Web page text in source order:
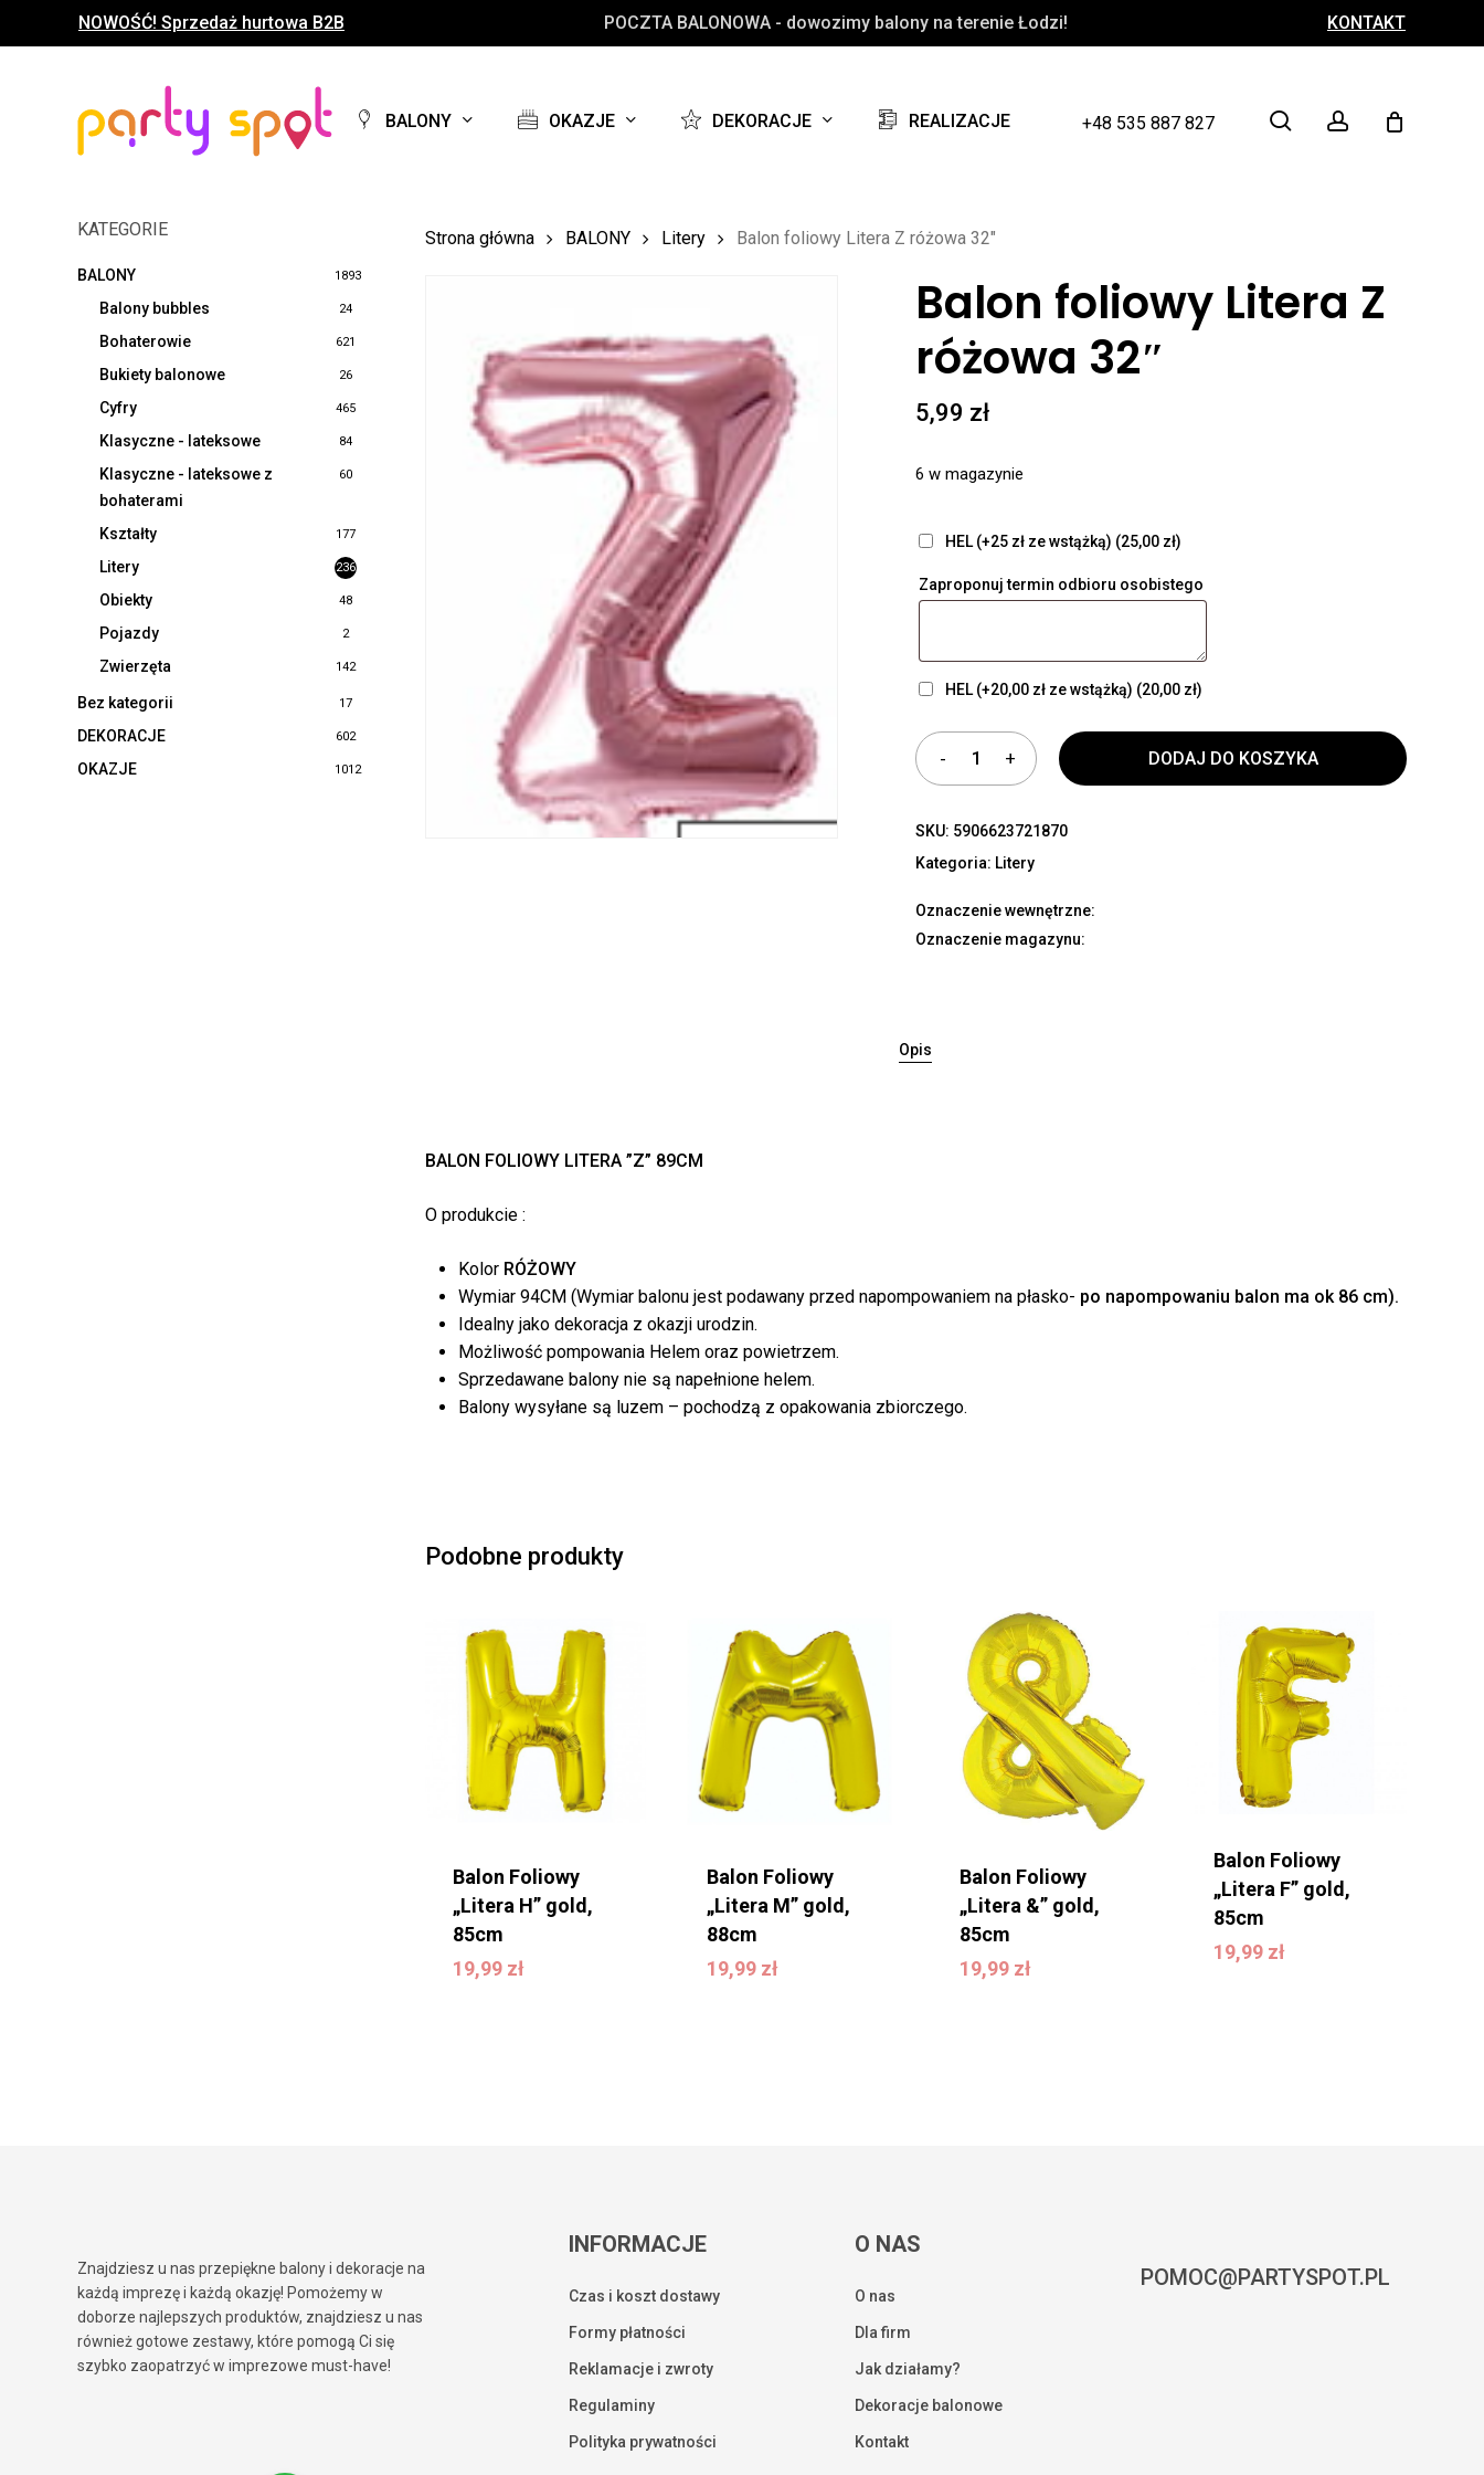
NOWOŚĆ! Sprzedaż hurtowa B2B POCZTA BALONOWA - dowozimy balony na terenie Łodzi! KONTAKT
BALONY OKAZJE DEKORACJE REALIZACJE +48 535 887 827 search account
Koszyk Close
Kwota:
KATEGORIE
BALONY 1893
Balony bubbles 24
Bohaterowie 621
Bukiety balonowe 26
Cyfry 465
Klasyczne - lateksowe 84
Klasyczne - lateksowe z
bohaterami
60
Kształty 177
Litery 236
Obiekty 48
Pojazdy 2
Zwierzęta 142
Bez kategorii 17
DEKORACJE 602
OKAZJE 1012
Strona główna BALONY Litery Balon foliowy Litera Z różowa 32″
Balon foliowy Litera Z
różowa 32″
5,99 zł
6 w magazynie
HEL (+25 zł ze wstążką) (25,00 zł)
Zaproponuj termin odbioru osobistego
HEL (+20,00 zł ze wstążką) (20,00 zł)
DODAJ DO KOSZYKA
SKU: 5906623721870
Kategoria: Litery
Oznaczenie wewnętrzne:
Oznaczenie magazynu:
Opis
BALON FOLIOWY LITERA ”Z” 89CM
O produkcie :
Kolor RÓŻOWY
Wymiar 94CM (Wymiar balonu jest podawany przed napompowaniem na płasko- po napompowaniu balon ma ok 86 cm).
Idealny jako dekoracja z okazji urodzin.
Możliwość pompowania Helem oraz powietrzem.
Sprzedawane balony nie są napełnione helem.
Balony wysyłane są luzem – pochodzą z opakowania zbiorczego.
Podobne produkty
Balon Foliowy
„Litera H” gold,
85cm
19,99 zł
19,99
Balon Foliowy
„Litera M” gold,
88cm
19,99 zł
19,99
Balon Foliowy
„Litera &” gold,
85cm
19,99 zł
19,99
Balon Foliowy
„Litera F” gold,
85cm
19,99 zł
19,99
Znajdziesz u nas przepiękne balony i dekoracje na
każdą imprezę i każdą okazję! Pomożemy w
doborze najlepszych produktów, znajdziesz u nas
również gotowe zestawy, które pomogą Ci się
szybko zaopatrzyć w imprezowe must-have!
INFORMACJE
Czas i koszt dostawy
Formy płatności
Reklamacje i zwroty
Regulaminy
Polityka prywatności
O NAS
O nas
Dla firm
Jak działamy?
Dekoracje balonowe
Kontakt
POMOC@PARTYSPOT.PL